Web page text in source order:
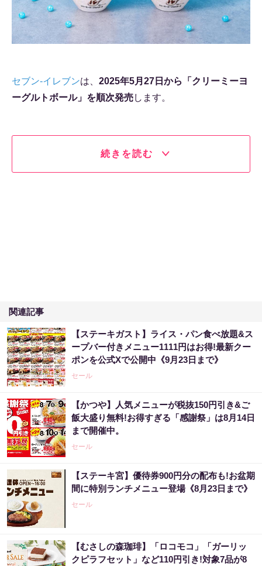
セブン-イレブンは、 2025年5月27日から「クリーミーヨ
ーグルトボール」を順次発売します。
続きを読む
関連記事
【ステーキガスト】ライス・パン食べ放題&ス
ープバー付きメニュー1111円はお得!最新クー
ポンを公式Xで公開中《9月23日まで》
セール
【かつや】人気メニューが税抜150円引き&ご
飯大盛り無料!お得すぎる「感謝祭」は8月14日
まで開催中。
セール
【ステーキ宮】優待券900円分の配布も!お盆期
間に特別ランチメニュー登場《8月23日まで》
セール
【むさしの森珈琲】「ロコモコ」「ガーリッ
クピラフセット」など110円引き!対象7品が8